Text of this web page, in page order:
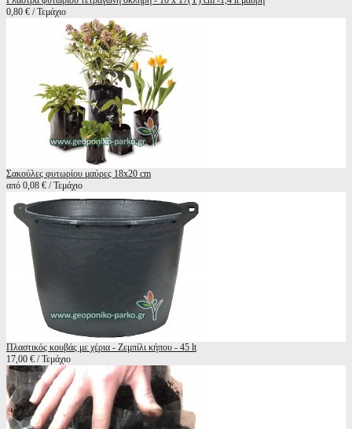
0,80 € / Τεμάχιο
Σακούλες φυτωρίου μαύρες 18x20 cm
από 0,08 € / Τεμάχιο
Πλαστικός κουβάς με χέρια - Ζεμπίλι κήπου - 45 lt
17,00 € / Τεμάχιο